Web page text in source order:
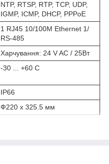
NTP, RTSP, RTP, TCP, UDP,
IGMP, ICMP, DHCP, PPPoE
1 RJ45 10/100M Ethernet 1/
RS-485
Харчування: 24 V AC / 25Вт
-30 ... +60 С
IP66
Ф220 х 325.5 мм